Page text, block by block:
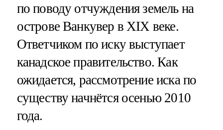
по поводу отчуждения земель на
острове Ванкувер в XIX веке.
Ответчиком по иску выступает
канадское правительство. Как
ожидается, рассмотрение иска по
существу начнётся осенью 2010
года.